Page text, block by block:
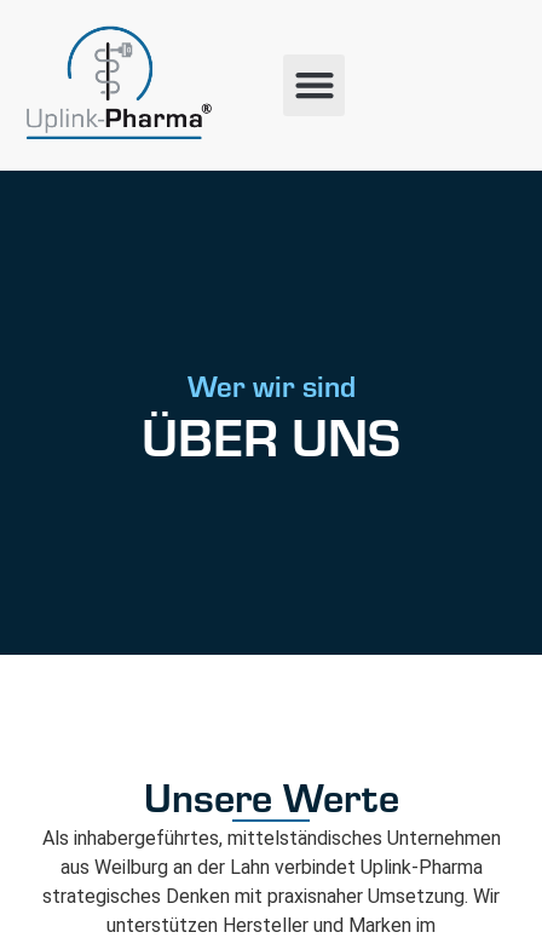
Wer wir sind
ÜBER UNS
Unsere Werte
Als inhabergeführtes, mittelständisches Unternehmen
aus Weilburg an der Lahn verbindet Uplink-Pharma
strategisches Denken mit praxisnaher Umsetzung. Wir
unterstützen Hersteller und Marken im